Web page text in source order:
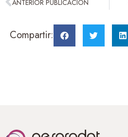
ANTERIOR PUBLICACIÓN
Compartir: